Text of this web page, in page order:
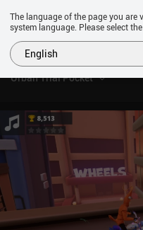
Urban Trial Pocket
The language of the page you are
system language. Please select
English